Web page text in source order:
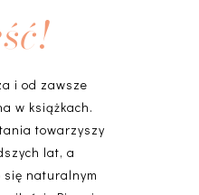
i od zawsze
w książkach.
towarzyszy
lat, a
się naturalnym